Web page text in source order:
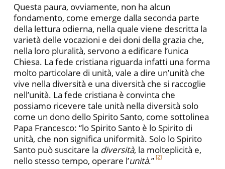
Questa paura, ovviamente, non ha alcun
fondamento, come emerge dalla seconda parte
della lettura odierna, nella quale viene descritta la
varietà delle vocazioni e dei doni della grazia che,
nella loro pluralità, servono a edificare l’unica
Chiesa. La fede cristiana riguarda infatti una forma
molto particolare di unità, vale a dire un’unità che
vive nella diversità e una diversità che si raccoglie
nell’unità. La fede cristiana è convinta che
possiamo ricevere tale unità nella diversità solo
come un dono dello Spirito Santo, come sottolinea
Papa Francesco: “lo Spirito Santo è lo Spirito di
unità, che non significa uniformità. Solo lo Spirito
Santo può suscitare la diversità, la molteplicità e,
nello stesso tempo, operare l’unità.” [2]